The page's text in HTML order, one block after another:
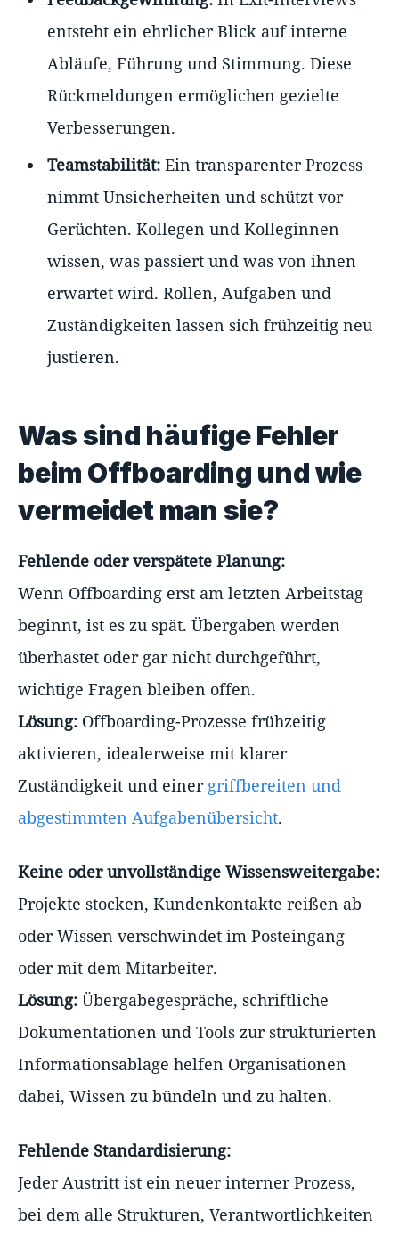
entsteht ein ehrlicher Blick auf interne
Abläufe, Führung und Stimmung. Diese
Rückmeldungen ermöglichen gezielte
Verbesserungen.
Teamstabilität: Ein transparenter Prozess
nimmt Unsicherheiten und schützt vor
Gerüchten. Kollegen und Kolleginnen
wissen, was passiert und was von ihnen
erwartet wird. Rollen, Aufgaben und
Zuständigkeiten lassen sich frühzeitig neu
justieren.
Was sind häufige Fehler
beim Offboarding und wie
vermeidet man sie?
Fehlende oder verspätete Planung:
Wenn Offboarding erst am letzten Arbeitstag
beginnt, ist es zu spät. Übergaben werden
überhastet oder gar nicht durchgeführt,
wichtige Fragen bleiben offen.
Lösung: Offboarding-Prozesse frühzeitig
aktivieren, idealerweise mit klarer
Zuständigkeit und einer griffbereiten und
abgestimmten Aufgabenübersicht.
Keine oder unvollständige Wissensweitergabe:
Projekte stocken, Kundenkontakte reißen ab
oder Wissen verschwindet im Posteingang
oder mit dem Mitarbeiter.
Lösung: Übergabegespräche, schriftliche
Dokumentationen und Tools zur strukturierten
Informationsablage helfen Organisationen
dabei, Wissen zu bündeln und zu halten.
Fehlende Standardisierung:
Jeder Austritt ist ein neuer interner Prozess,
bei dem alle Strukturen, Verantwortlichkeiten